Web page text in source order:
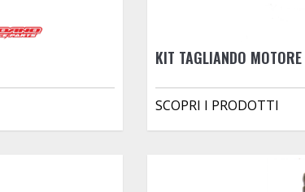
KIT TAGLIANDO MOTORE
SCOPRI I PRODOTTI